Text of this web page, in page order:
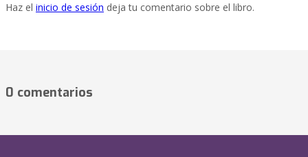
Haz el inicio de sesión deja tu comentario sobre el libro.
0 comentarios